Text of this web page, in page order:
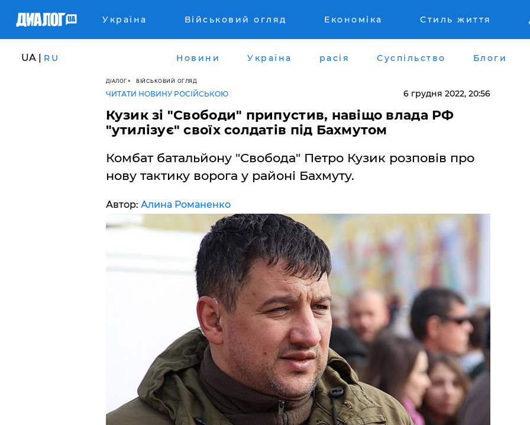
Україна Військовий огляд Економіка Стиль життя
UA | RU Новини Україна расія Суспільство Блоги
ДІАЛОГ ВІЙСЬКОВИЙ ОГЛЯД
ЧИТАТИ НОВИНУ РОСІЙСЬКОЮ 6 грудня 2022, 20:56
Кузик зі "Свободи" припустив, навіщо влада РФ
"утилізує" своїх солдатів під Бахмутом
Комбат батальйону "Свобода" Петро Кузик розповів про
нову тактику ворога у районі Бахмуту.
Автор: Алина Романенко